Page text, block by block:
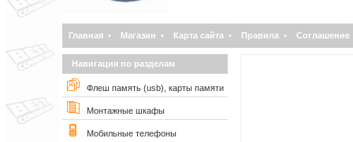
Главная • Магазин • Карта сайта • Правила • Соглашение
Навигация по разделам
Флеш память (usb), карты памяти
Монтажные шкафы
Мобильные телефоны